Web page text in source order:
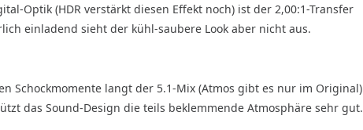
Optik (HDR verstärkt diesen Effekt noch) ist der 2,00:1-Transfer
einladend sieht der kühl-saubere Look aber nicht aus.
Schockmomente langt der 5.1-Mix (Atmos gibt es nur im Original)
das Sound-Design die teils beklemmende Atmosphäre sehr gut.